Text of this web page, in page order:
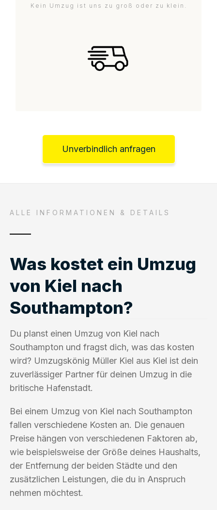
Kein Umzug ist uns zu groß oder zu klein.
Unverbindlich anfragen
ALLE INFORMATIONEN & DETAILS
Was kostet ein Umzug
von Kiel nach
Southampton?
Du planst einen Umzug von Kiel nach
Southampton und fragst dich, was das kosten
wird? Umzugskönig Müller Kiel aus Kiel ist dein
zuverlässiger Partner für deinen Umzug in die
britische Hafenstadt.
Bei einem Umzug von Kiel nach Southampton
fallen verschiedene Kosten an. Die genauen
Preise hängen von verschiedenen Faktoren ab,
wie beispielsweise der Größe deines Haushalts,
der Entfernung der beiden Städte und den
zusätzlichen Leistungen, die du in Anspruch
nehmen möchtest.